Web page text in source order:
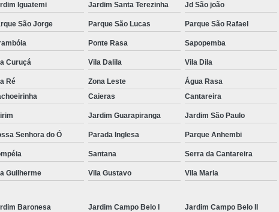
Conserto Multimarcas
Manutenção Ultrassom Krautkramer
Automação de Usinagem
Manutenção Máquina Mecânica
Projetos Plc Integrado
Retrofitting de
Serviço de Mecânica Industrial
Servo Motor Fanuc
Servo Motor Fanuc
Servo Motor Fanuc Alfa If
Servo Motor
Iguatemi Jardim Santa Terezinha Jd São joão
São Jorge Parque São Lucas Parque São Rafael
Ponte Rasa Sapopemba
Curuçá Vila Dalila Vila Dila
Ré Zona Leste
Água Rasa
Caieras Cantareira
Jardim Guarapiranga Jardim São Paulo
Senhora do Ó Parada Inglesa Parque Anhembi
Santana Serra da Cantareira
Guilherme Vila Gustavo Vila Maria
Baronesa Jardim Campo Belo I Jardim Campo Belo II